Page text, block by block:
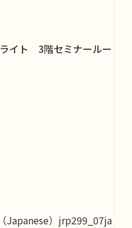
イト 3階セミナールー
Japanese）jrp299_07ja